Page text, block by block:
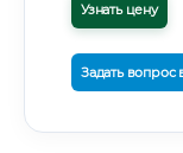
Узнать цену
Задать вопрос